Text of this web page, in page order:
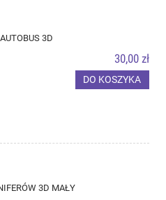
3D
30,00 zł
DO KOSZYKA
3D MAŁY